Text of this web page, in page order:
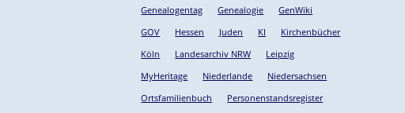
Genealogentag
Genealogie
GenWiki
GOV
Hessen Juden KI
Kirchenbücher
Köln
Landesarchiv NRW
Leipzig
MyHeritage
Niederlande
Niedersachsen
Ortsfamilienbuch
Personenstandsregister